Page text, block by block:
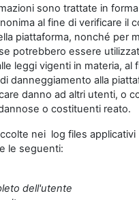
sono trattate in forma
al fine di verificare il
piattaforma, nonché per
potrebbero essere
leggi vigenti in materia, al
danneggiamento alla
danno ad altri utenti, o
o costituenti reato.
nei log files applicativi
le seguenti:
dell'utente